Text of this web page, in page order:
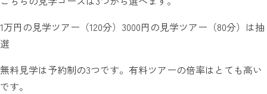
1万円の見学ツアー（120分）3000円の見学ツアー（80分）は抽
選
無料見学は予約制の3つです。有料ツアーの倍率はとても高い
です。